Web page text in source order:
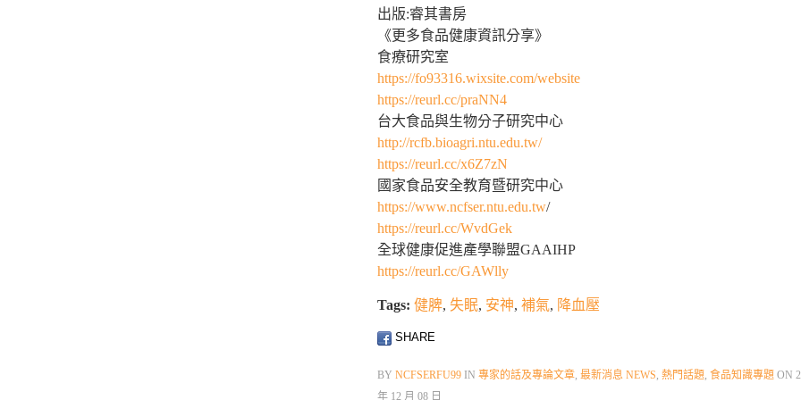
出版:睿其書房
《更多食品健康資訊分享》
食療研究室
https://fo93316.wixsite.com/website
https://reurl.cc/praNN4
台大食品與生物分子研究中心
http://rcfb.bioagri.ntu.edu.tw/
https://reurl.cc/x6Z7zN
國家食品安全教育暨研究中心
https://www.ncfser.ntu.edu.tw/
https://reurl.cc/WvdGek
全球健康促進產學聯盟GAAIHP
https://reurl.cc/GAWlly
Tags: 健脾, 失眠, 安神, 補氣, 降血壓
SHARE
BY NCFSERFU99 IN 專家的話及專論文章, 最新消息 NEWS, 熱門話題, 食品知識專題 ON
年 12 月 08 日